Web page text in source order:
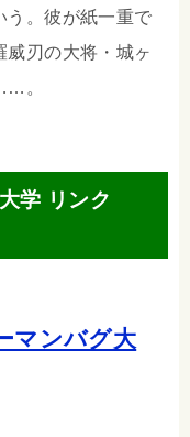
う。彼が紙一重で
威刃の大将・城ヶ
。
学 リンク
マンバグ大